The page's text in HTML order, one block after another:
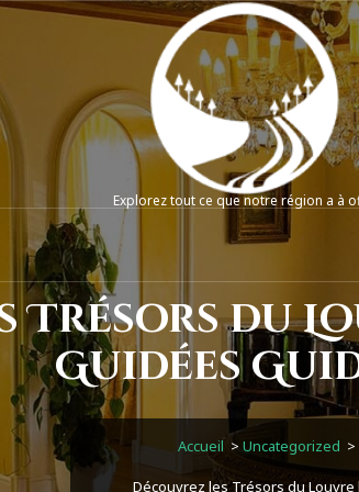
Explorez tout ce que notre région a à
Trésors du
Guidées
Accueil > Uncategorized >
Découvrez les Trésors du Louvre